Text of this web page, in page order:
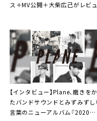
ス＋MV公開＋大柴広己がレビ
【インタビュー】Plane、磨きを
たバンドサウンドとみずみずし
言葉のニューアルバム『2020